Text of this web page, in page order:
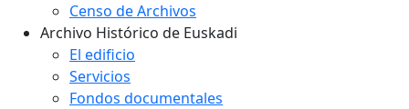
Censo de Archivos
Archivo Histórico de Euskadi
El edificio
Servicios
Fondos documentales